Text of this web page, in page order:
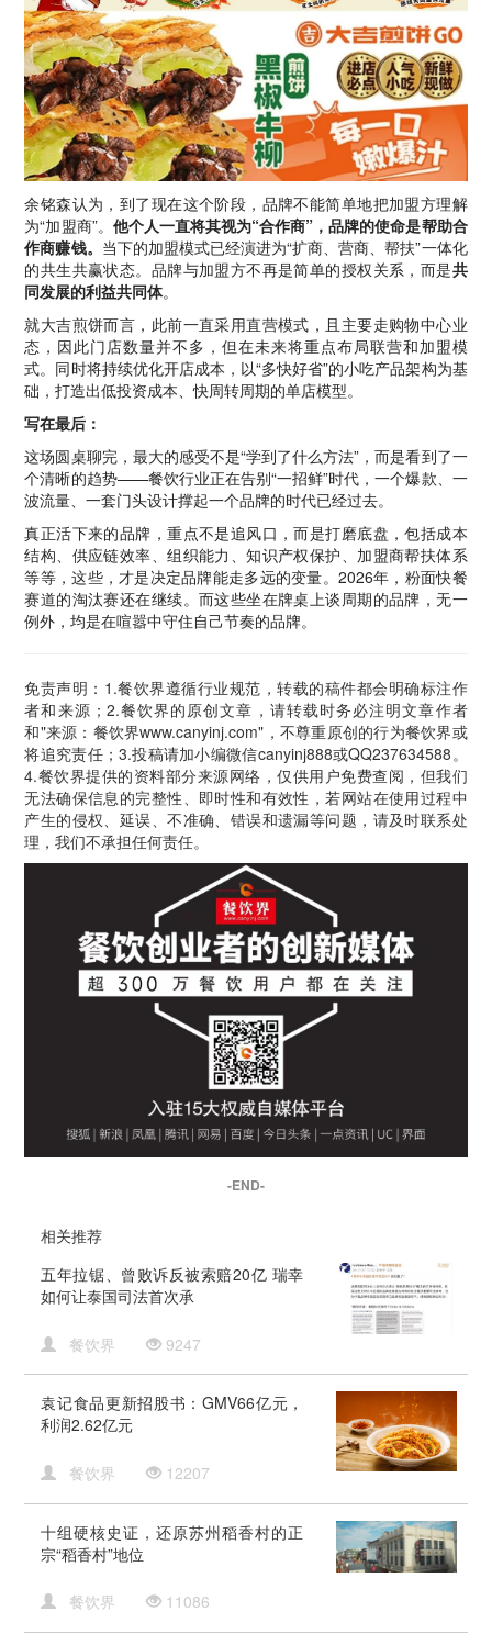
余铭森认为，到了现在这个阶段，品牌不能简单地把加盟方理解
为“加盟商”。 他个人一直将其视为“合作商”，品牌的使命是帮助合
作商赚钱。 当下的加盟模式已经演进为“扩商、营商、帮扶”一体化
的共生共赢状态。品牌与加盟方不再是简单的授权关系，而是共
同发展的利益共同体。
就大吉煎饼而言，此前一直采用直营模式，且主要走购物中心业
态，因此门店数量并不多，但在未来将重点布局联营和加盟模
式。同时将持续优化开店成本，以“多快好省”的小吃产品架构为基
础，打造出低投资成本、快周转周期的单店模型。
写在最后：
这场圆桌聊完，最大的感受不是“学到了什么方法”，而是看到了一
个清晰的趋势——餐饮行业正在告别“一招鲜”时代，一个爆款、一
波流量、一套门头设计撑起一个品牌的时代已经过去。
真正活下来的品牌，重点不是追风口，而是打磨底盘，包括成本
结构、供应链效率、组织能力、知识产权保护、加盟商帮扶体系
等等，这些，才是决定品牌能走多远的变量。2026年，粉面快餐
赛道的淘汰赛还在继续。而这些坐在牌桌上谈周期的品牌，无一
例外，均是在喧嚣中守住自己节奏的品牌。
免责声明：1.餐饮界遵循行业规范，转载的稿件都会明确标注作
者和来源；2.餐饮界的原创文章，请转载时务必注明文章作者
和"来源：餐饮界www.canyinj.com"，不尊重原创的行为餐饮界或
将追究责任；3.投稿请加小编微信canyinj888或QQ237634588。
4.餐饮界提供的资料部分来源网络，仅供用户免费查阅，但我们
无法确保信息的完整性、即时性和有效性，若网站在使用过程中
产生的侵权、延误、不准确、错误和遗漏等问题，请及时联系处
理，我们不承担任何责任。
-END-
相关推荐
五年拉锯、曾败诉反被索赔20亿 瑞幸
如何让泰国司法首次承
餐饮界 9247
袁记食品更新招股书：GMV66亿元，
利润2.62亿元
餐饮界 12207
十组硬核史证，还原苏州稻香村的正
宗“稻香村”地位
餐饮界 11086